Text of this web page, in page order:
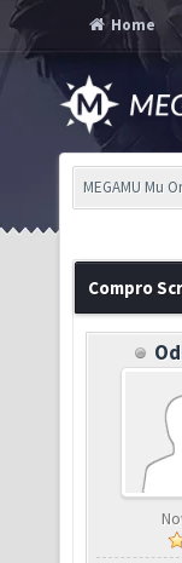
Home
MEGAMU Mu
Compro